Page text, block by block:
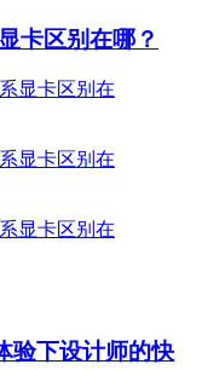
卡区别在哪？
验下设计师的快